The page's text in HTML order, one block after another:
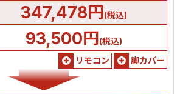
347,478円(税込)
93,500円(税込)
リモコン
脚カバー